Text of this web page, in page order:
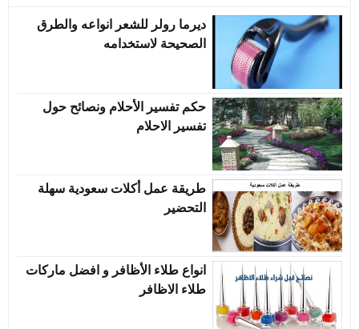
ديرما رولر للشعر انواعه والطرق
الصحيحة لاستخدامه
حكم تفسير الأحلام ونصائح حول
تفسير الاحلام
طريقة عمل أكلات سعودية سهلة
التحضير
انواع طلاء الأظافر و افضل ماركات
طلاء الاظافر